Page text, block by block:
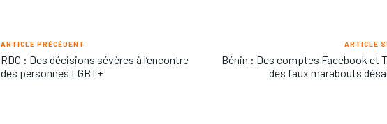
ARTICLE PRÉCÉDENT
RDC : Des décisions sévères à l’encontre
des personnes LGBT+
ARTICLE
Bénin : Des comptes Facebook et
des faux marabouts